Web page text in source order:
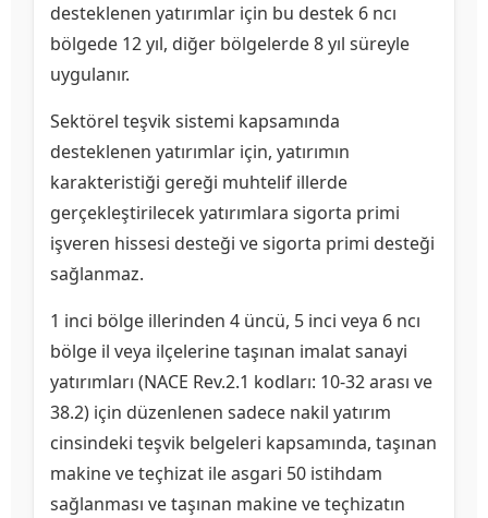
desteklenen yatırımlar için bu destek 6 ncı
bölgede 12 yıl, diğer bölgelerde 8 yıl süreyle
uygulanır.
Sektörel teşvik sistemi kapsamında
desteklenen yatırımlar için, yatırımın
karakteristiği gereği muhtelif illerde
gerçekleştirilecek yatırımlara sigorta primi
işveren hissesi desteği ve sigorta primi desteği
sağlanmaz.
1 inci bölge illerinden 4 üncü, 5 inci veya 6 ncı
bölge il veya ilçelerine taşınan imalat sanayi
yatırımları (NACE Rev.2.1 kodları: 10-32 arası ve
38.2) için düzenlenen sadece nakil yatırım
cinsindeki teşvik belgeleri kapsamında, taşınan
makine ve teçhizat ile asgari 50 istihdam
sağlanması ve taşınan makine ve teçhizatın